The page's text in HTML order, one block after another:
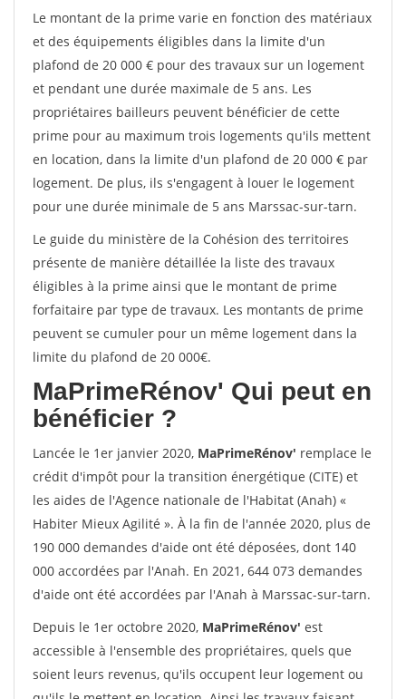
Le montant de la prime varie en fonction des matériaux
et des équipements éligibles dans la limite d'un
plafond de 20 000 € pour des travaux sur un logement
et pendant une durée maximale de 5 ans. Les
propriétaires bailleurs peuvent bénéficier de cette
prime pour au maximum trois logements qu'ils mettent
en location, dans la limite d'un plafond de 20 000 € par
logement. De plus, ils s'engagent à louer le logement
pour une durée minimale de 5 ans Marssac-sur-tarn.
Le guide du ministère de la Cohésion des territoires
présente de manière détaillée la liste des travaux
éligibles à la prime ainsi que le montant de prime
forfaitaire par type de travaux. Les montants de prime
peuvent se cumuler pour un même logement dans la
limite du plafond de 20 000€.
MaPrimeRénov' Qui peut en
bénéficier ?
Lancée le 1er janvier 2020, MaPrimeRénov' remplace le
crédit d'impôt pour la transition énergétique (CITE) et
les aides de l'Agence nationale de l'Habitat (Anah) «
Habiter Mieux Agilité ». À la fin de l'année 2020, plus de
190 000 demandes d'aide ont été déposées, dont 140
000 accordées par l'Anah. En 2021, 644 073 demandes
d'aide ont été accordées par l'Anah à Marssac-sur-tarn.
Depuis le 1er octobre 2020, MaPrimeRénov' est
accessible à l'ensemble des propriétaires, quels que
soient leurs revenus, qu'ils occupent leur logement ou